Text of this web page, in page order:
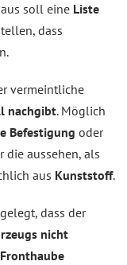
soll eine Liste
dass
vermeintliche
nachgibt. Möglich
Befestigung oder
die aussehen, als
aus Kunststoff.
dass der
nicht